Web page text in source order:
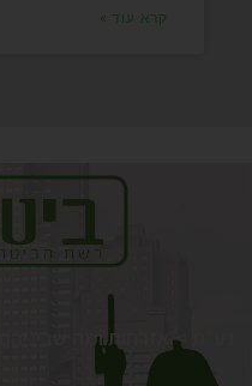
קרא עוד »
נע"ת > אזרחות ומה שביניהם